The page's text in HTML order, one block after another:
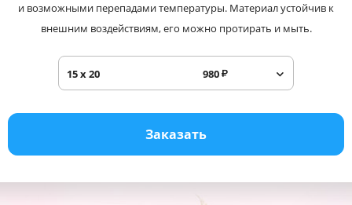
и возможными перепадами температуры. Материал устойчив к
внешним воздействиям, его можно протирать и мыть.
15 x 20 980₽
Заказать